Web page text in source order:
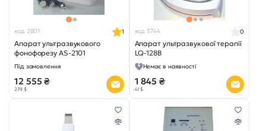
код 2801
Апарат ультразвукового
фонофорезу AS-2101
1
Під замовлення
12 555 ₴
279 $
код 3744
Апарат ультразвукової терапії
LQ-128B
0
Немає в наявності
1 845 ₴
41 $